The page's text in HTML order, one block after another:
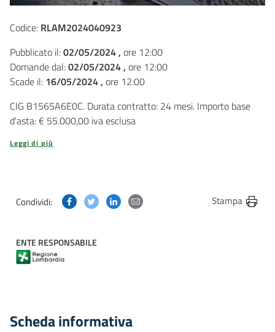
Codice: RLAM2024040923
Pubblicato il:02/05/2024 , ore 12:00
Domande dal:02/05/2024 , ore 12:00
Scade il: 16/05/2024 , ore 12:00
CIG B1565A6E0C. Durata contratto: 24 mesi. Importo base
d'asta: € 55.000,00 iva esclusa
Leggi di più
Condividi: Condividi questa pagina su Facebook
Condividi questa pagina su Twitter
Condividi questa pagina su Linkedin
Condividi questa pagina via
Stampa
ENTE RESPONSABILE
Scheda informativa